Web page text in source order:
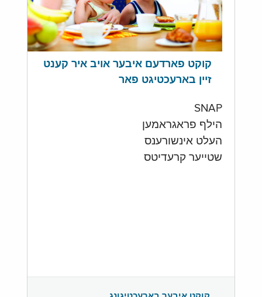
קוקט פארדעם איבער אויב איר קענט
זיין בארעכטיגט פאר
SNAP
הילף פראגראמען
העלט אינשורענס
שטייער קרעדיטס